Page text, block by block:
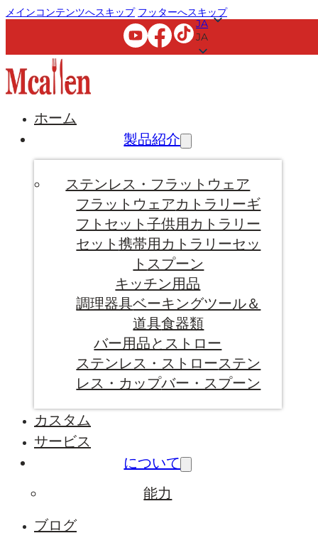
メインコンテンツへスキップ フッターへスキップ
JA
JA
ホーム
製品紹介
ステンレス・フラットウェア
フラットウェアカトラリーギ
フトセット子供用カトラリー
セット携帯用カトラリーセッ
ト スプーン
キッチン用品
調理器具ベーキングツール＆
道具食器類
バー用品とストロー
ステンレス・ストローステン
レス・カップバー・スプーン
カスタム
サービス
について
能力
ブログ